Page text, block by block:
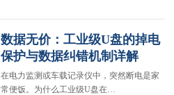
数据无价：工业级U盘的掉电
保护与数据纠错机制详解
在电力监测或车载记录仪中，突然断电是家
常便饭。为什么工业级U盘在…